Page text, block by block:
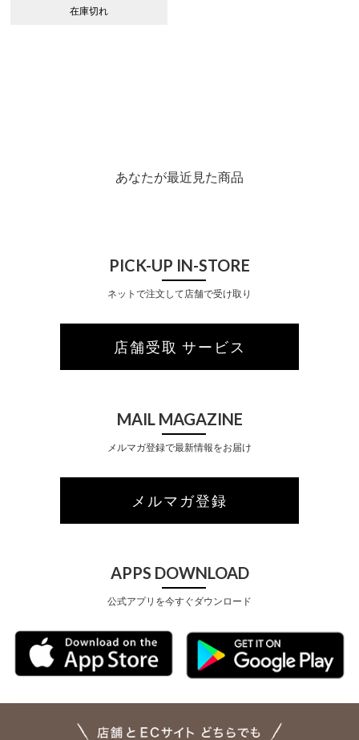
在庫切れ
あなたが最近見た商品
PICK-UP IN-STORE
ネットで注文して店舗で受け取り
店舗受取 サービス
MAIL MAGAZINE
メルマガ登録で最新情報をお届け
メルマガ登録
APPS DOWNLOAD
公式アプリを今すぐダウンロード